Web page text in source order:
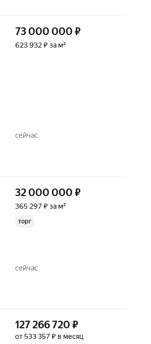
73 000 000 ₽
623 932 ₽ за м²
сейчас
32 000 000 ₽
365 297 ₽ за м²
торг
сейчас
127 266 720 ₽
от 533 357 ₽ в месяц